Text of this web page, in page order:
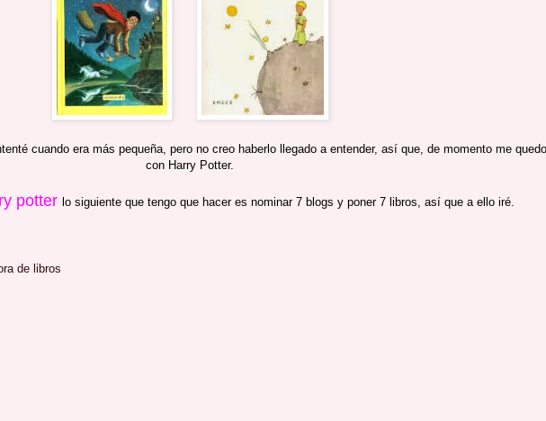
cuando era más pequeña, pero no creo haberlo llegado a entender, así que, de momento me quedo
con Harry Potter.
potter lo siguiente que tengo que hacer es nominar 7 blogs y poner 7 libros, así que a ello iré.
de libros